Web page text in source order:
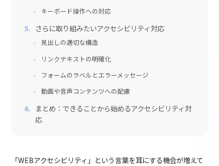
キーボード操作への対応
さらに取り組みたいアクセシビリティ対応
見出しの適切な構造
リンクテキストの明確化
フォームのラベルとエラーメッセージ
動画や音声コンテンツへの配慮
まとめ：できることから始めるアクセシビリティ対
応
「WEBアクセシビリティ」という言葉を耳にする機会が増えて